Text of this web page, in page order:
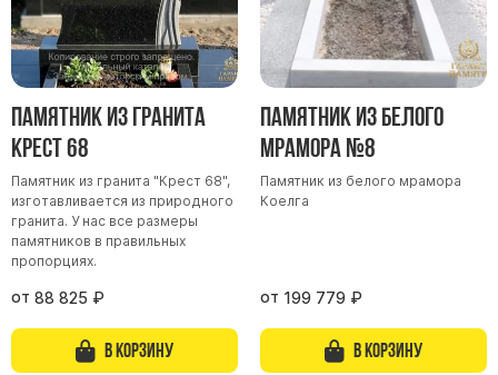
Памятник из гранита
Крест 68
Памятник из гранита "Крест 68",
изготавливается из природного
гранита. У нас все размеры
памятников в правильных
пропорциях.
от 88 825 ₽
В корзину
Памятник из белого
мрамора №8
Памятник из белого мрамора
Коелга
от 199 779 ₽
В корзину